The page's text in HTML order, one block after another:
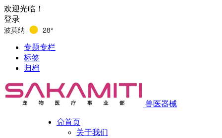
欢迎光临！
登录
波莫纳 28°
专题专栏
标签
归档
兽医器械
首页
关于我们